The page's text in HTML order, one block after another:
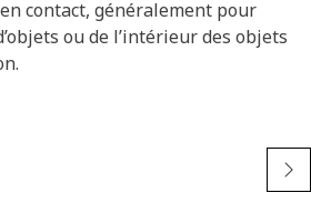
contact, généralement pour
ou de l’intérieur des objets
votre propriétaire ou contactez
local pour plus d’informations.